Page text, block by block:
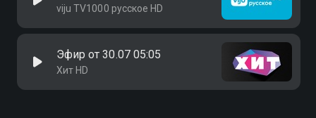
viju TV1000 русское HD
Эфир от 30.07 05:05
Хит HD